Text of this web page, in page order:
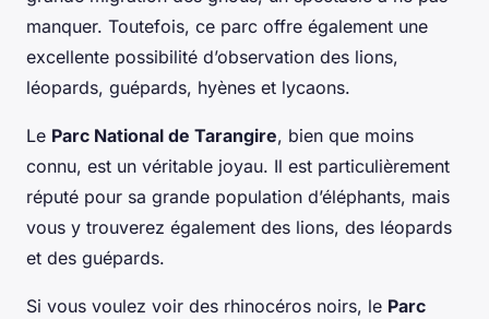
manquer. Toutefois, ce parc offre également une
excellente possibilité d’observation des lions,
léopards, guépards, hyènes et lycaons.
Le Parc National de Tarangire, bien que moins
connu, est un véritable joyau. Il est particulièrement
réputé pour sa grande population d’éléphants, mais
vous y trouverez également des lions, des léopards
et des guépards.
Si vous voulez voir des rhinocéros noirs, le Parc